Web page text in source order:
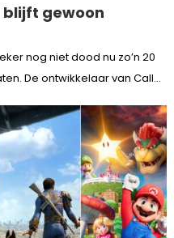
blijft gewoon
nog niet dood nu zo’n 20
De ontwikkelaar van Call...